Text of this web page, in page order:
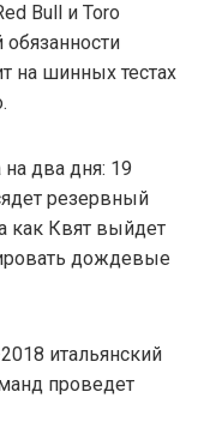
Bull и Toro
на шинных тестах
два дня: 19
резервный
как Квят выйдет
дождевые
итальянский
проведет